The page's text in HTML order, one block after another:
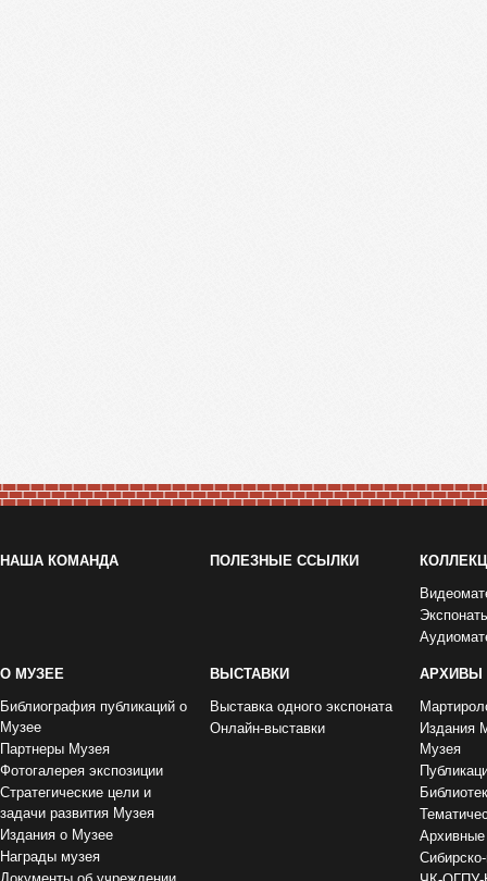
НАША КОМАНДА ПОЛЕЗНЫЕ ССЫЛКИ
О МУЗЕЕ
Библиография публикаций о
Музее
Партнеры Музея
Фотогалерея экспозиции
Стратегические цели и
задачи развития Музея
Издания о Музее
Награды музея
ВЫСТАВКИ
Выставка одного экспоната
Онлайн-выставки
АРХИВЫ
Издания
Музея